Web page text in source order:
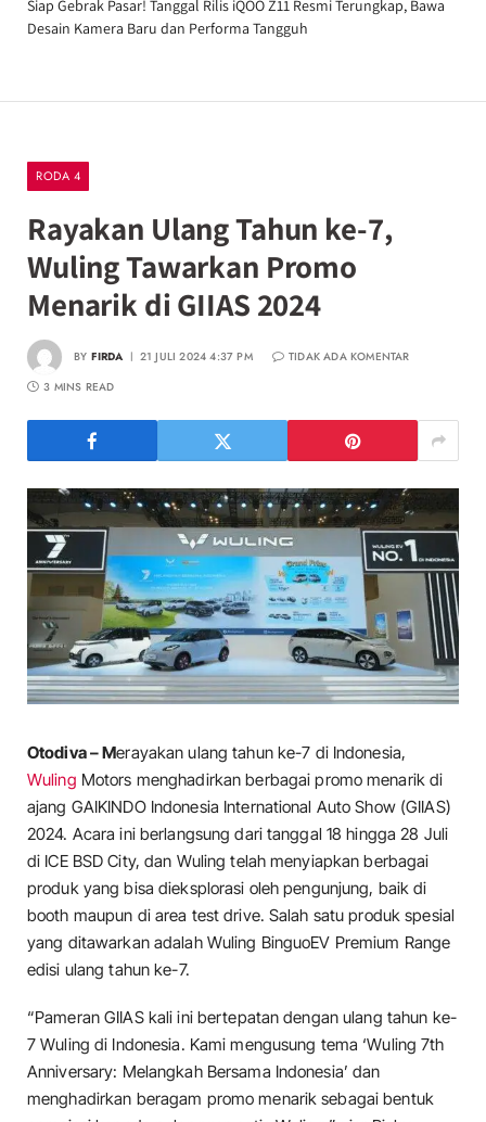
Siap Gebrak Pasar! Tanggal Rilis iQOO Z11 Resmi Terungkap, Bawa
Desain Kamera Baru dan Performa Tangguh
RODA 4
Rayakan Ulang Tahun ke-7,
Wuling Tawarkan Promo
Menarik di GIIAS 2024
BY FIRDA 21 JULI 2024 4:37 PM
TIDAK ADA KOMENTAR
3 MINS READ
Otodiva – Merayakan ulang tahun ke-7 di Indonesia,
Wuling Motors menghadirkan berbagai promo menarik di
ajang GAIKINDO Indonesia International Auto Show (GIIAS)
2024. Acara ini berlangsung dari tanggal 18 hingga 28 Juli
di ICE BSD City, dan Wuling telah menyiapkan berbagai
produk yang bisa dieksplorasi oleh pengunjung, baik di
booth maupun di area test drive. Salah satu produk spesial
yang ditawarkan adalah Wuling BinguoEV Premium Range
edisi ulang tahun ke-7.
“Pameran GIIAS kali ini bertepatan dengan ulang tahun ke-
7 Wuling di Indonesia. Kami mengusung tema ‘Wuling 7th
Anniversary: Melangkah Bersama Indonesia’ dan
menghadirkan beragam promo menarik sebagai bentuk